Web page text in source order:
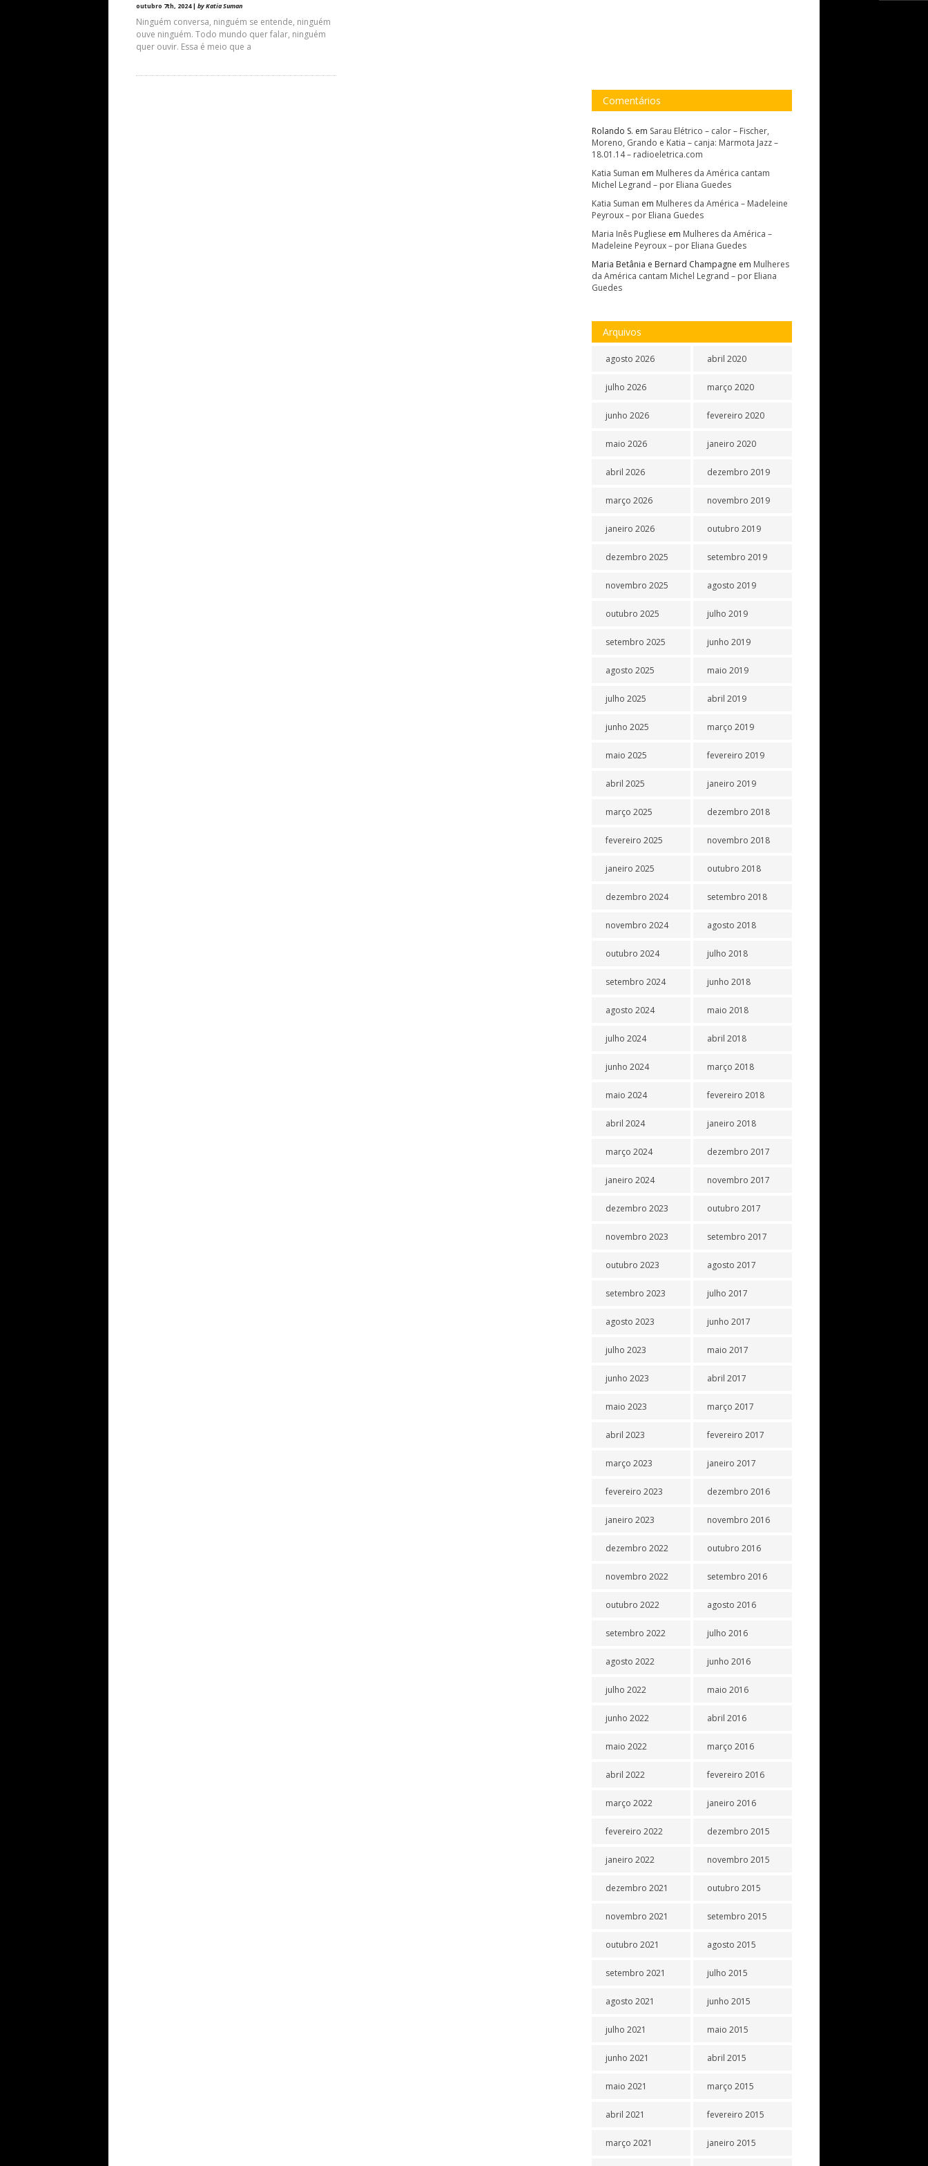
outubro 7th, 2024 | by Katia Suman
Ninguém conversa, ninguém se entende, ninguém
ouve ninguém. Todo mundo quer falar, ninguém
quer ouvir. Essa é meio que a
Comentários
Rolando S. em Sarau Elétrico – calor – Fischer,
Moreno, Grando e Katia – canja: Marmota Jazz –
18.01.14 – radioeletrica.com
Katia Suman em Mulheres da América cantam
Michel Legrand – por Eliana Guedes
Katia Suman em Mulheres da América – Madeleine
Peyroux – por Eliana Guedes
Maria Inês Pugliese em Mulheres da América –
Madeleine Peyroux – por Eliana Guedes
Maria Betânia e Bernard Champagne em Mulheres
da América cantam Michel Legrand – por Eliana
Guedes
Arquivos
agosto 2026
julho 2026
junho 2026
maio 2026
abril 2026
março 2026
janeiro 2026
dezembro 2025
novembro 2025
outubro 2025
setembro 2025
agosto 2025
julho 2025
junho 2025
maio 2025
abril 2025
março 2025
fevereiro 2025
janeiro 2025
dezembro 2024
novembro 2024
outubro 2024
setembro 2024
agosto 2024
julho 2024
junho 2024
maio 2024
abril 2024
março 2024
janeiro 2024
dezembro 2023
novembro 2023
outubro 2023
setembro 2023
agosto 2023
julho 2023
junho 2023
maio 2023
abril 2023
março 2023
fevereiro 2023
janeiro 2023
dezembro 2022
novembro 2022
outubro 2022
setembro 2022
agosto 2022
julho 2022
junho 2022
maio 2022
abril 2022
março 2022
fevereiro 2022
janeiro 2022
dezembro 2021
novembro 2021
outubro 2021
setembro 2021
agosto 2021
julho 2021
junho 2021
maio 2021
abril 2021
março 2021
abril 2020
março 2020
fevereiro 2020
janeiro 2020
dezembro 2019
novembro 2019
outubro 2019
setembro 2019
agosto 2019
julho 2019
junho 2019
maio 2019
abril 2019
março 2019
fevereiro 2019
janeiro 2019
dezembro 2018
novembro 2018
outubro 2018
setembro 2018
agosto 2018
julho 2018
junho 2018
maio 2018
abril 2018
março 2018
fevereiro 2018
janeiro 2018
dezembro 2017
novembro 2017
outubro 2017
setembro 2017
agosto 2017
julho 2017
junho 2017
maio 2017
abril 2017
março 2017
fevereiro 2017
janeiro 2017
dezembro 2016
novembro 2016
outubro 2016
setembro 2016
agosto 2016
julho 2016
junho 2016
maio 2016
abril 2016
março 2016
fevereiro 2016
janeiro 2016
dezembro 2015
novembro 2015
outubro 2015
setembro 2015
agosto 2015
julho 2015
junho 2015
maio 2015
abril 2015
março 2015
fevereiro 2015
janeiro 2015